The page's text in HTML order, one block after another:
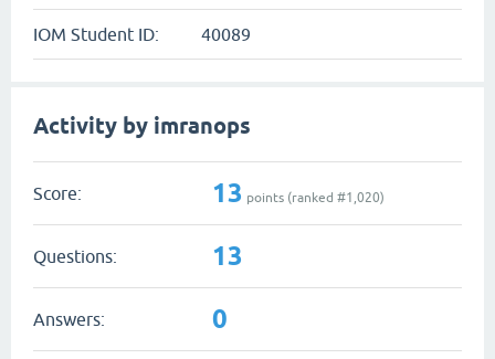
IOM Student ID: 40089
Activity by imranops
Score: 13 points (ranked #1,020)
Questions: 13
Answers: 0